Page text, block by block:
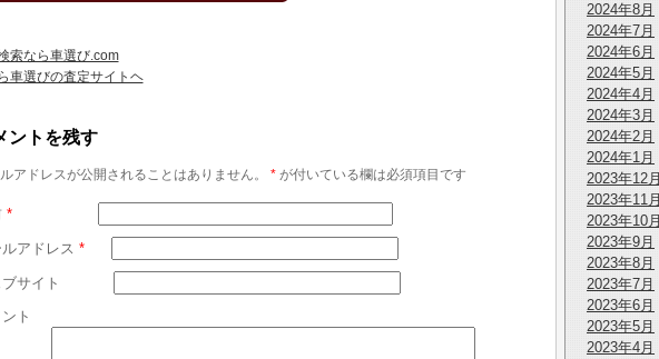
2024年8月
2024年7月
2024年6月
2024年5月
2024年4月
2024年3月
2024年2月
2024年1月
2023年12月
2023年11月
2023年10月
2023年9月
2023年8月
2023年7月
2023年6月
2023年5月
2023年4月
索なら車選び.com
車選びの査定サイトヘ
ントを残す
アドレスが公開されることはありません。 *が付いている欄は必須項目です
*
ルアドレス *
サイト
ト